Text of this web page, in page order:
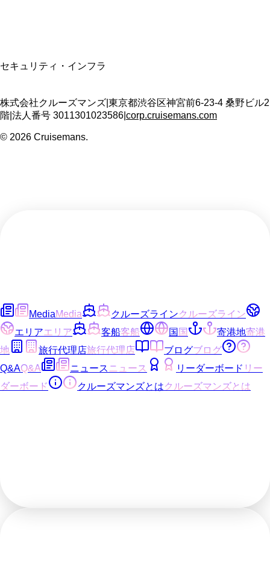
セキュリティ・インフラ
株式会社クルーズマンズ 東京都渋谷区神宮前6-23-4 桑野ビル2
階 法人番号 3011301023586 corp.cruisemans.com
© 2026 Cruisemans.
MediaMedia クルーズラインクルーズライン
エリアエリア 客船客船 国国 寄港地寄港
地
旅行代理店旅行代理店 ブログブログ
Q&AQ&A ニュース ニュース リーダーボード リー
ダーボード
クルーズマンズとはクルーズマンズとは